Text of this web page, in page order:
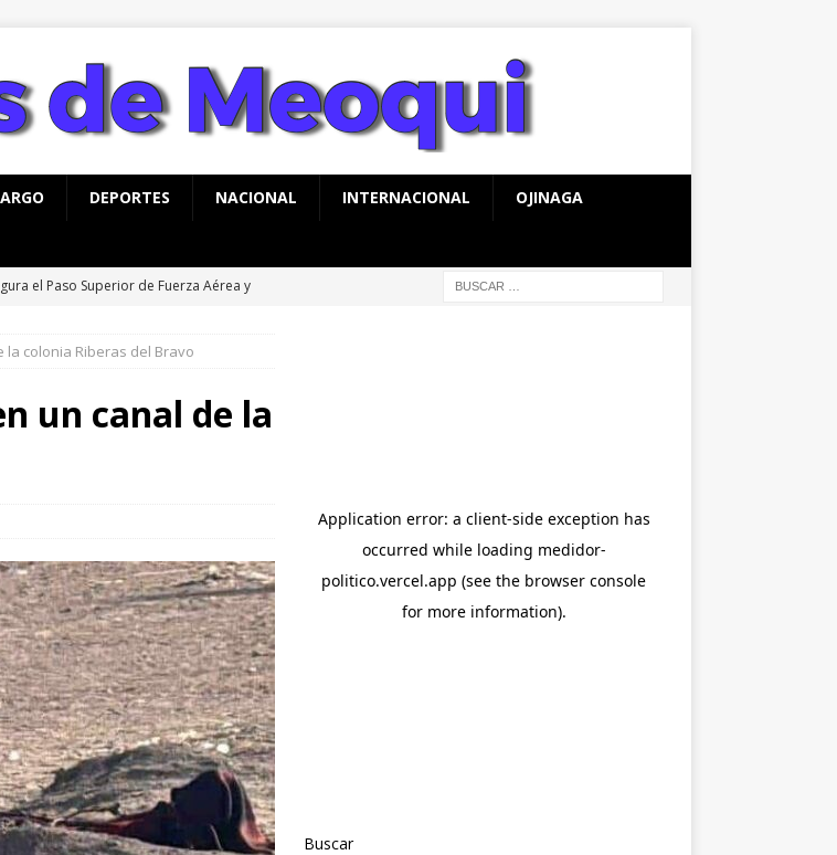
DEPORTES NACIONAL INTERNACIONAL OJINAGA
el Paso Superior de Fuerza Aérea y
poder al poder *Barredoras… y
Superior de Fuerza Aérea y carretera
colonia Riberas del Bravo
un canal de la
Buscar